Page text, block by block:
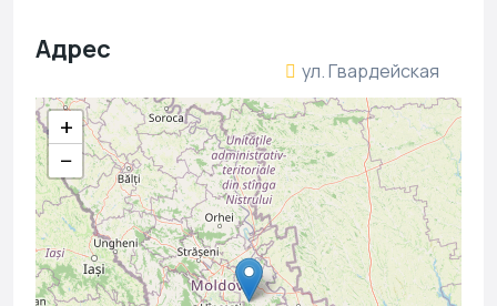
Адрес
ул. Гвардейская
+
−